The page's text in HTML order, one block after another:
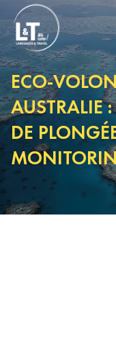
ECO-
AUSTRALIE
DE